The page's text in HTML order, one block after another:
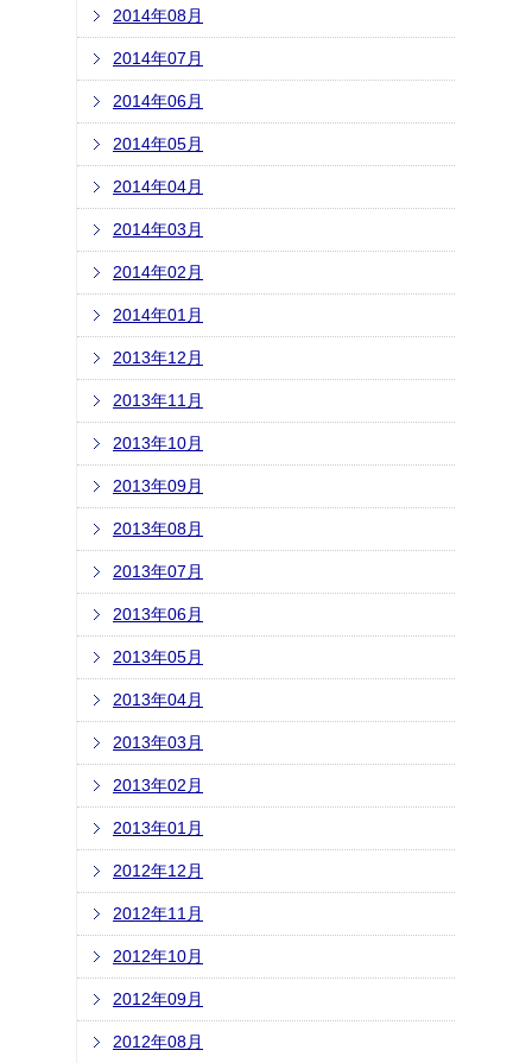
2014年08月
2014年07月
2014年06月
2014年05月
2014年04月
2014年03月
2014年02月
2014年01月
2013年12月
2013年11月
2013年10月
2013年09月
2013年08月
2013年07月
2013年06月
2013年05月
2013年04月
2013年03月
2013年02月
2013年01月
2012年12月
2012年11月
2012年10月
2012年09月
2012年08月